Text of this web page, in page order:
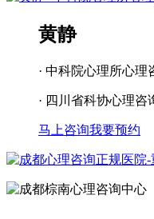
黄静
· 中科院心理所心理
· 四川省科协心理咨
马上咨询我要预约
成都看心理疾
理咨询医院 成